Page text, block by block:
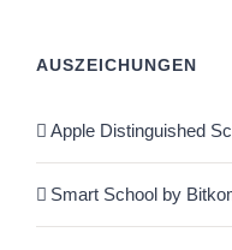
AUSZEICHUNGEN
Apple Distinguished
Smart School by